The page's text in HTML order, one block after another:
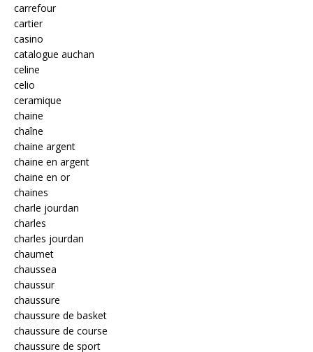
carrefour
cartier
casino
catalogue auchan
celine
celio
ceramique
chaine
chaîne
chaine argent
chaine en argent
chaine en or
chaines
charle jourdan
charles
charles jourdan
chaumet
chaussea
chaussur
chaussure
chaussure de basket
chaussure de course
chaussure de sport